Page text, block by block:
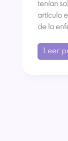
tenían
artículo
de la
Leer